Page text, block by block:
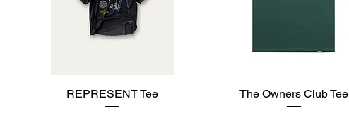
REPRESENT Tee
The Owners Club Tee